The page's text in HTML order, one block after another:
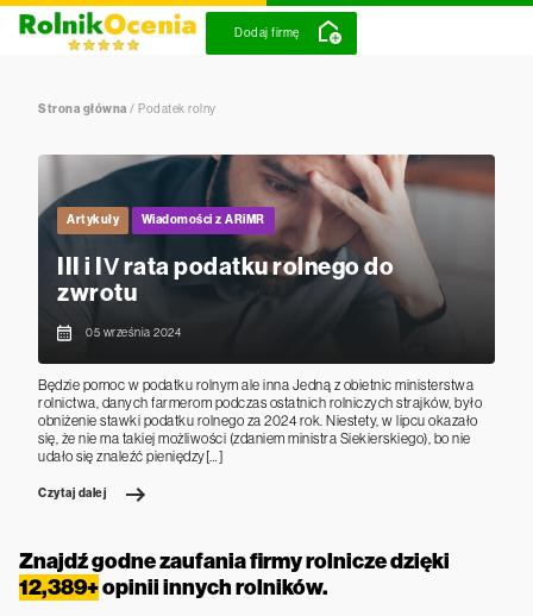
Dodaj firmę
Strona główna / Podatek rolny
Artykuły Wiadomości z ARiMR
III i IV rata podatku rolnego do
zwrotu
05 września 2024
Będzie pomoc w podatku rolnym ale inna Jedną z obietnic ministerstwa
rolnictwa, danych farmerom podczas ostatnich rolniczych strajków, było
obniżenie stawki podatku rolnego za 2024 rok. Niestety, w lipcu okazało
się, że nie ma takiej możliwości (zdaniem ministra Siekierskiego), bo nie
udało się znaleźć pieniędzy[…]
Czytaj dalej
Znajdź godne zaufania firmy rolnicze dzięki
12,389+opinii innych rolników.